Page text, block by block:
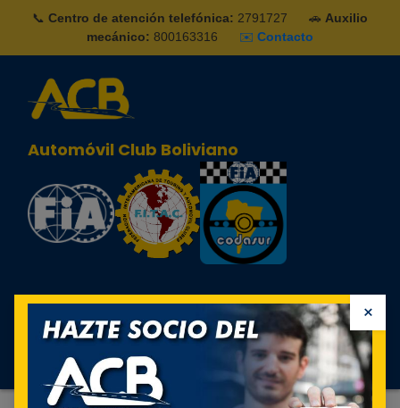
📞 Centro de atención telefónica: 2791727 🚗 Auxilio
mecánico: 800163316 ✉️ Contacto
Automóvil Club Boliviano
Sign in
×